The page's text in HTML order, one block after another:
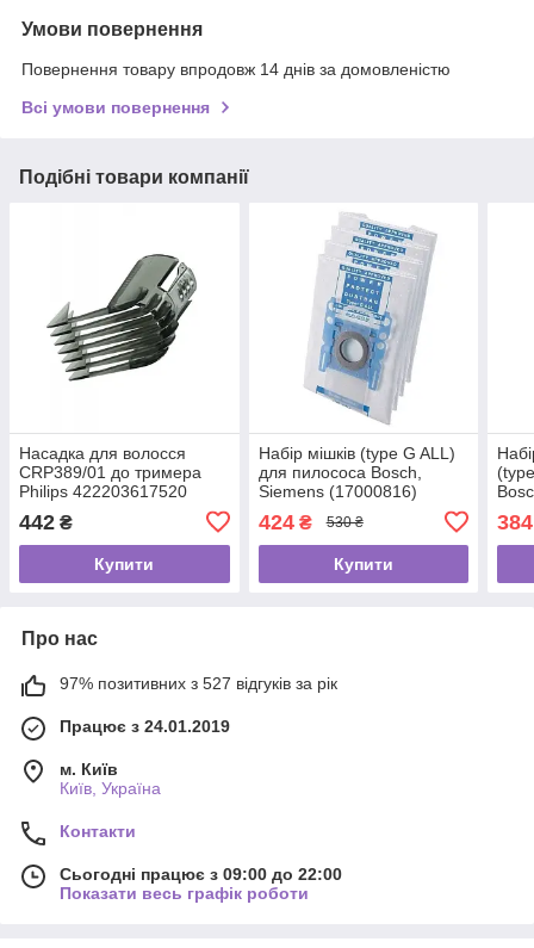
Умови повернення
Повернення товару впродовж 14 днів за домовленістю
Всі умови повернення
Подібні товари компанії
Насадка для волосся
CRP389/01 до тримера
Philips 422203617520
442 ₴
Купити
Набір мішків (type G ALL)
для пилососа Bosch,
Siemens (17000816)
424₴ 530 ₴
Купити
384
Про нас
97% позитивних з 527 відгуків за рік
Працює з 24.01.2019
м. Київ
Київ, Україна
Контакти
Сьогодні працює з 09:00 до 22:00
Показати весь графік роботи